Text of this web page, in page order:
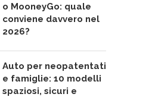
o MooneyGo: quale
conviene davvero nel
2026?
Auto per neopatentati
e famiglie: 10 modelli
spaziosi, sicuri e